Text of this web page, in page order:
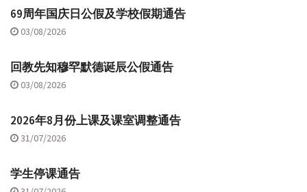
69周年国庆日公假及学校假期通告
03/08/2026
回教先知穆罕默德诞辰公假通告
03/08/2026
2026年8月份上课及课室调整通告
31/07/2026
学生停课通告